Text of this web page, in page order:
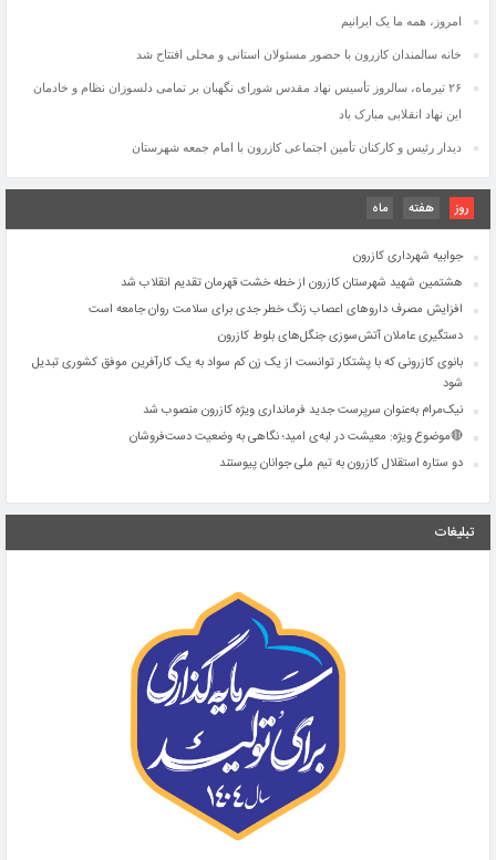
امروز، همه ما یک ایرانیم
خانه سالمندان کازرون با حضور مسئولان استانی و محلی افتتاح شد
۲۶ تیرماه، سالروز تأسیس نهاد مقدس شورای نگهبان بر تمامی دلسوزان نظام و خادمان
این نهاد انقلابی مبارک باد
دیدار رئیس و کارکنان تأمین اجتماعی کازرون با امام جمعه شهرستان
روز هفته ماه
افزایش مصرف داروهای اعصاب زنگ خطر جدی برای سلامت روان جامعه است
دستگیری عاملان آتش‌سوزی جنگل‌های بلوط کازرون
بانوی کازرونی که با پشتکار توانست از یک زن کم سواد به یک کارآفرین موفق کشوری تبدیل
شود
نیک‌مرام به‌عنوان سرپرست جدید فرمانداری ویژه کازرون منصوب شد
🔴موضوع ویژه: معیشت در لبه‌ی امید؛ نگاهی به وضعیت دست‌فروشان
دو ستاره استقلال کازرون به تیم ملی جوانان پیوستند
افتتاح واحد رادیولوژی بیمارستان امام علی(ع)شهرستان کازرون
اجرای طرح جامع تقویت زیرساخت مخابراتی در شهرستان کازرون
جوابیه شهرداری کازرون
هشتمین شهید شهرستان کازرون از خطه خشت قهرمان تقدیم انقلاب شد
افزایش مصرف داروهای اعصاب زنگ خطر جدی برای سلامت روان جامعه است
دستگیری عاملان آتش‌سوزی جنگل‌های بلوط کازرون
بانوی کازرونی که با پشتکار توانست از یک زن کم سواد به یک کارآفرین موفق کشوری تبدیل
شود
نیک‌مرام به‌عنوان سرپرست جدید فرمانداری ویژه کازرون منصوب شد
🔴موضوع ویژه: معیشت در لبه‌ی امید؛ نگاهی به وضعیت دست‌فروشان
دو ستاره استقلال کازرون به تیم ملی جوانان پیوستند
اجرای طرح جامع تقویت زیرساخت مخابراتی در شهرستان کازرون
جوابیه شهرداری کازرون
افزایش مصرف داروهای اعصاب زنگ خطر جدی برای سلامت روان جامعه است
دستگیری عاملان آتش‌سوزی جنگل‌های بلوط کازرون
بانوی کازرونی که با پشتکار توانست از یک زن کم سواد به یک کارآفرین موفق کشوری تبدیل
نیک‌مرام به‌عنوان سرپرست جدید فرمانداری ویژه کازرون منصوب شد
🔴موضوع ویژه: معیشت در لبه‌ی امید؛ نگاهی به وضعیت دست‌فروشان
دو ستاره استقلال کازرون به تیم ملی جوانان پیوستند
تبلیغات